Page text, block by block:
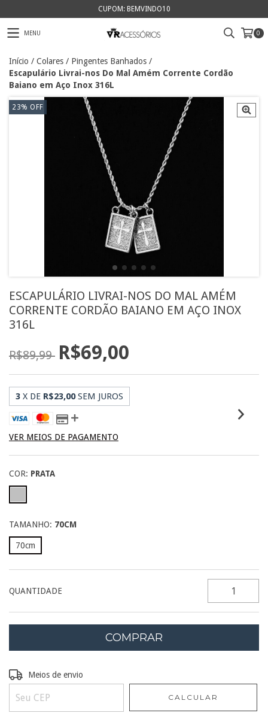
CUPOM: BEMVINDO10
MENU 0
Início / Colares / Pingentes Banhados /
Escapulário Livrai-nos Do Mal Amém Corrente Cordão
Baiano em Aço Inox 316L
23% OFF
ESCAPULÁRIO LIVRAI-NOS DO MAL AMÉM
CORRENTE CORDÃO BAIANO EM AÇO INOX
316L
R$89,99 R$69,00
3 X DE R$23,00 SEM JUROS
VER MEIOS DE PAGAMENTO
COR: PRATA
TAMANHO: 70CM
70cm
QUANTIDADE
Entregas para o CEP:
Meios de envio
CALCULAR